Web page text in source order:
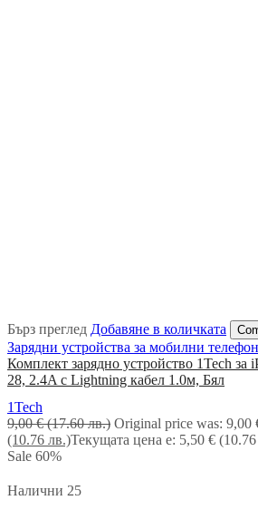
Бърз преглед Добавяне в количката
Зарядни устройства за мобилни
Комплект зарядно устройство 1Tech за
28, 2.4A с Lightning кабел 1.0м, Бял
1Tech
9,00€ (17.60 лв.) Original price was: 9,00
(10.76 лв.)Текущата цена е: 5,50 €
Sale 60%
Налични 25